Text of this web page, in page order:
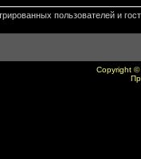
пользователей и
Copyright